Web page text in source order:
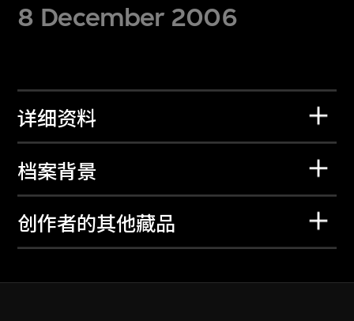
8 December 2006
详细资料
档案背景
创作者的其他藏品